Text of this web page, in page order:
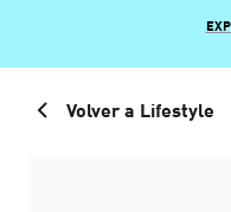
Volver a Lifestyle